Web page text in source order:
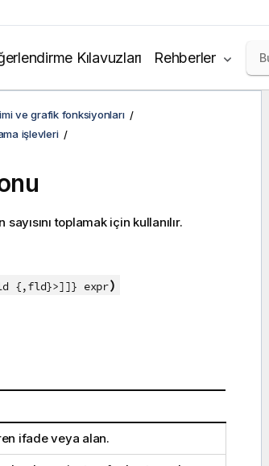
Kılavuzları Rehberler
ve grafik fonksiyonları
işlevleri
toplamak için kullanılır.
{,fld}>]]} expr)
ifade veya alan.